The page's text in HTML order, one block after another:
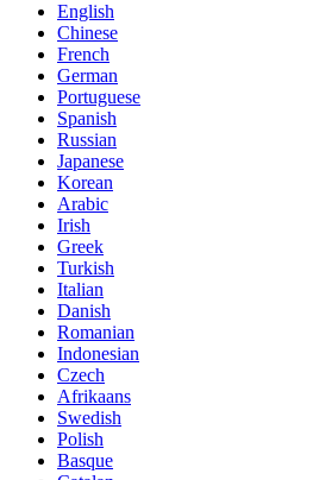
English
Chinese
French
German
Portuguese
Spanish
Russian
Japanese
Korean
Arabic
Irish
Greek
Turkish
Italian
Danish
Romanian
Indonesian
Czech
Afrikaans
Swedish
Polish
Basque